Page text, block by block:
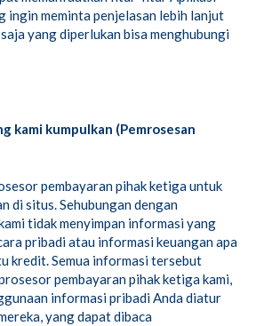
ingin meminta penjelasan lebih lanjut
yang diperlukan bisa menghubungi
kami kumpulkan (Pemrosesan
pembayaran pihak ketiga untuk
di situs. Sehubungan dengan
tidak menyimpan informasi yang
pribadi atau informasi keuangan apa
kredit. Semua informasi tersebut
pembayaran pihak ketiga kami,
informasi pribadi Anda diatur
yang dapat dibaca